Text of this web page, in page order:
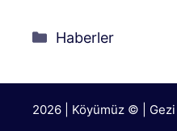
Kategoriler
Haberler
2026 | Köyümüz © |